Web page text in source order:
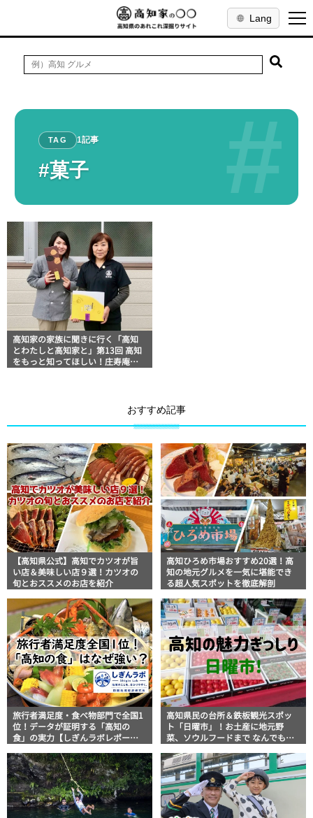
Lang
#
TAG 1記事
#菓子
高知家の家族に聞きに行く「高知
とわたしと高知家と」第13回 高知
をもっと知ってほしい！庄寿庵の
おすすめ記事
【高知県公式】高知でカツオが旨
い店＆美味しい店９選！カツオの
旬とおススメのお店を紹介
高知ひろめ市場おすすめ20選！高
知の地元グルメを一気に堪能でき
る超人気スポットを徹底解剖
旅行者満足度・食べ物部門で全国1
位！データが証明する「高知の
食」の実力【しぎんラボレポー
高知県民の台所＆鉄板観光スポッ
ト「日曜市」！お土産に地元野
菜、ソウルフードまで なんでもそ
説！